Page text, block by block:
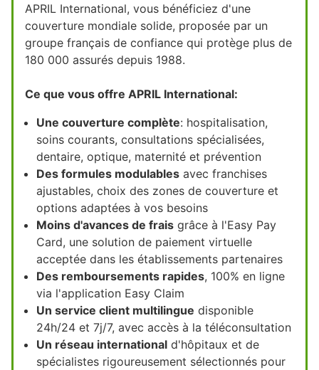
APRIL International, vous bénéficiez d'une
couverture mondiale solide, proposée par un
groupe français de confiance qui protège plus de
180 000 assurés depuis 1988.
Ce que vous offre APRIL International:
Une couverture complète: hospitalisation,
soins courants, consultations spécialisées,
dentaire, optique, maternité et prévention
Des formules modulables avec franchises
ajustables, choix des zones de couverture et
options adaptées à vos besoins
Moins d'avances de frais grâce à l'Easy Pay
Card, une solution de paiement virtuelle
acceptée dans les établissements partenaires
Des remboursements rapides, 100% en ligne
via l'application Easy Claim
Un service client multilingue disponible
24h/24 et 7j/7, avec accès à la téléconsultation
Un réseau international d'hôpitaux et de
spécialistes rigoureusement sélectionnés pour